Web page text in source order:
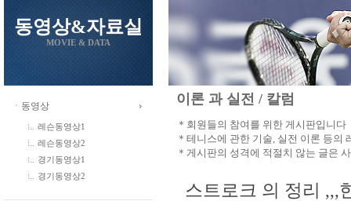
동영상&자료실
MOVIE & DATA
ㆍ동영상
레슨동영상1
레슨동영상2
경기동영상1
경기동영상2
이론 과 실전 / 칼럼
＊회원들의 참여를 위한 게시판입니다
＊테니스에 관한 기술, 실전 이론 등의
＊게시판의 성격에 적절치 않는 글은
스트로크 의 정리 ,,,